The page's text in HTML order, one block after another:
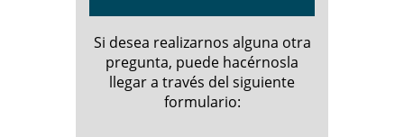
Si desea realizarnos alguna otra
pregunta, puede hacérnosla
llegar a través del siguiente
formulario: